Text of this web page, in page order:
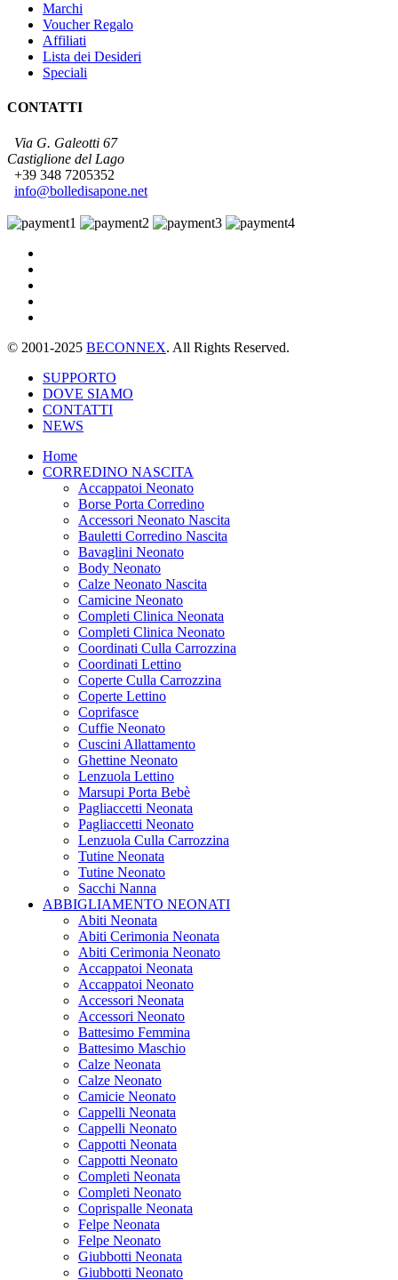
Marchi
Voucher Regalo
Affiliati
Lista dei Desideri
Speciali
CONTATTI
Via G. Galeotti 67
Castiglione del Lago
+39 348 7205352
info@bolledisapone.net
© 2001-2025 BECONNEX. All Rights Reserved.
SUPPORTO
DOVE SIAMO
CONTATTI
NEWS
Home
CORREDINO NASCITA
Accappatoi Neonato
Borse Porta Corredino
Accessori Neonato Nascita
Bauletti Corredino Nascita
Bavaglini Neonato
Body Neonato
Calze Neonato Nascita
Camicine Neonato
Completi Clinica Neonata
Completi Clinica Neonato
Coordinati Culla Carrozzina
Coordinati Lettino
Coperte Culla Carrozzina
Coperte Lettino
Coprifasce
Cuffie Neonato
Cuscini Allattamento
Ghettine Neonato
Lenzuola Lettino
Marsupi Porta Bebè
Pagliaccetti Neonata
Pagliaccetti Neonato
Lenzuola Culla Carrozzina
Tutine Neonata
Tutine Neonato
Sacchi Nanna
ABBIGLIAMENTO NEONATI
Abiti Neonata
Abiti Cerimonia Neonata
Abiti Cerimonia Neonato
Accappatoi Neonata
Accappatoi Neonato
Accessori Neonata
Accessori Neonato
Battesimo Femmina
Battesimo Maschio
Calze Neonata
Calze Neonato
Camicie Neonato
Cappelli Neonata
Cappelli Neonato
Cappotti Neonata
Cappotti Neonato
Completi Neonata
Completi Neonato
Coprispalle Neonata
Felpe Neonata
Felpe Neonato
Giubbotti Neonata
Giubbotti Neonato